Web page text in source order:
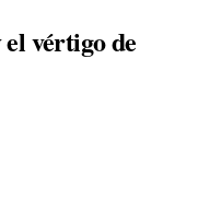
vértigo de